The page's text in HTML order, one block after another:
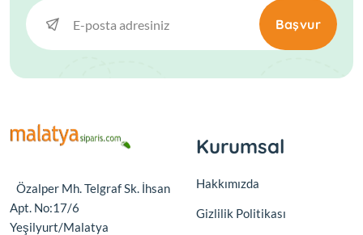
Başvur
Özalper Mh. Telgraf Sk. İhsan
Apt. No:17/6
Yeşilyurt/Malatya
Kurumsal
Hakkımızda
Gizlilik Politikası